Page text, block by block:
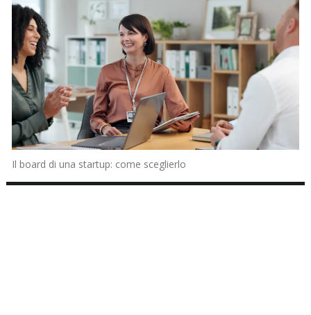
Il board di una startup: come sceglierlo